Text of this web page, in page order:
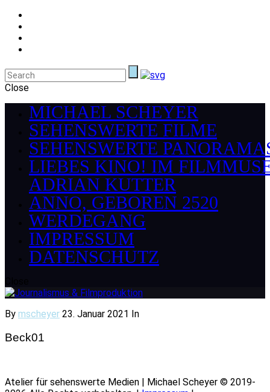
Close
MICHAEL SCHEYER
SEHENSWERTE FILME
SEHENSWERTE
LIEBES KINO! IM
ADRIAN KUTTER
ANNO, GEBOREN 2520
WERDEGANG
IMPRESSUM
DATENSCHUTZ
By mscheyer 23. Januar 2021 In
Beck01
Atelier für sehenswerte Medien | Michael Scheyer © 2019-